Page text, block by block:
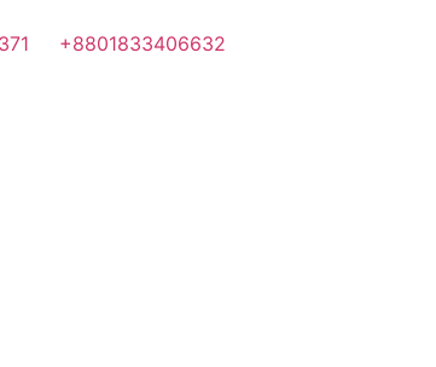
+8801833406632